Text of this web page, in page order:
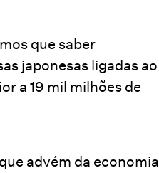
que saber
japonesas ligadas ao
a 19 mil milhões de
advém da economia